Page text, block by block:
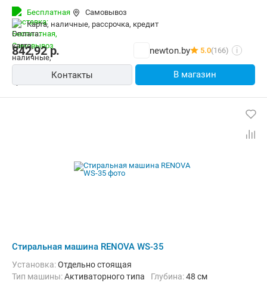
Бесплатная
Самовывоз
карта, наличные, рассрочка, кредит
842,92р. newton.by 5.0(166) i
Контакты В магазин
Стиральная машина RENOVA WS-35
Установка:Отдельно стоящая
Тип машины:Активаторного типа Глубина:48 см